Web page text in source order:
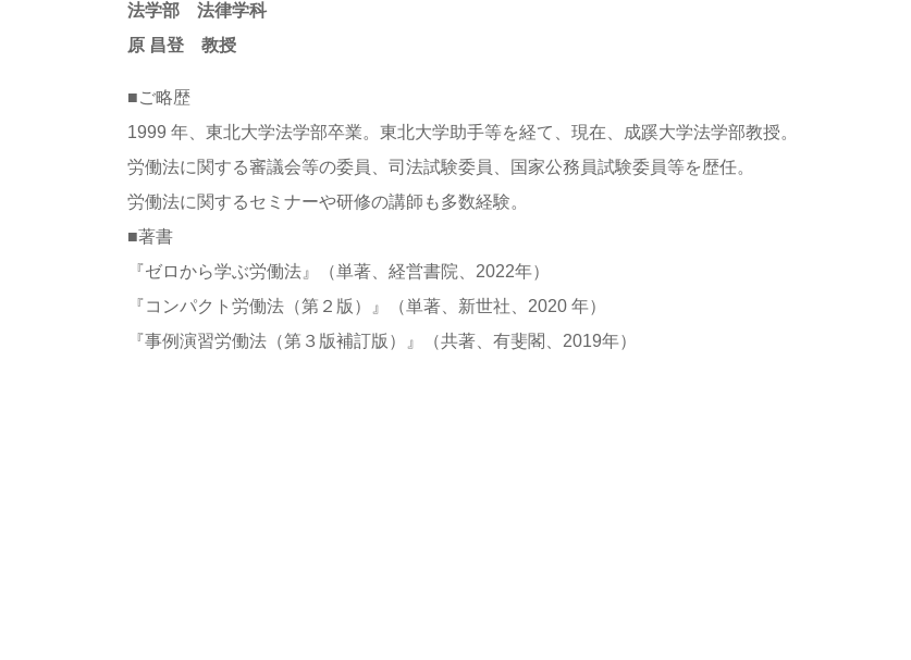
法学部 法律学科
原 昌登 教授
■ご略歴
1999 年、東北大学法学部卒業。東北大学助手等を経て、現在、成蹊大学法学部教授。
労働法に関する審議会等の委員、司法試験委員、国家公務員試験委員等を歴任。
労働法に関するセミナーや研修の講師も多数経験。
■著書
『ゼロから学ぶ労働法』（単著、経営書院、2022年）
『コンパクト労働法（第２版）』（単著、新世社、2020 年）
『事例演習労働法（第３版補訂版）』（共著、有斐閣、2019年）